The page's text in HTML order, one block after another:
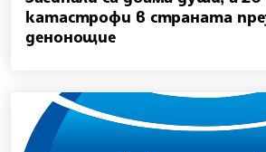
катастрофи в страната
денонощие